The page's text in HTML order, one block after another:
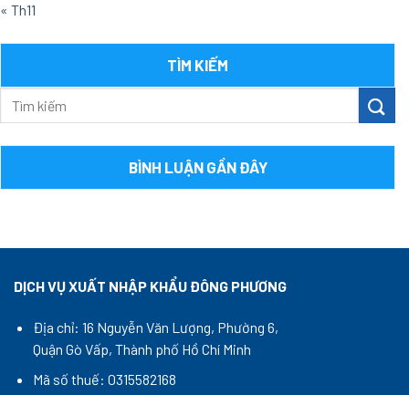
« Th11
TÌM KIẾM
BÌNH LUẬN GẦN ĐÂY
DỊCH VỤ XUẤT NHẬP KHẨU ĐÔNG PHƯƠNG
Địa chỉ: 16 Nguyễn Văn Lượng, Phường 6,
Quận Gò Vấp, Thành phố Hồ Chí Minh
Mã số thuế: 0315582168